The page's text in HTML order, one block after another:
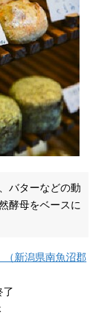
バターなどの動
酵母をベースに
（新潟県南魚沼郡
了